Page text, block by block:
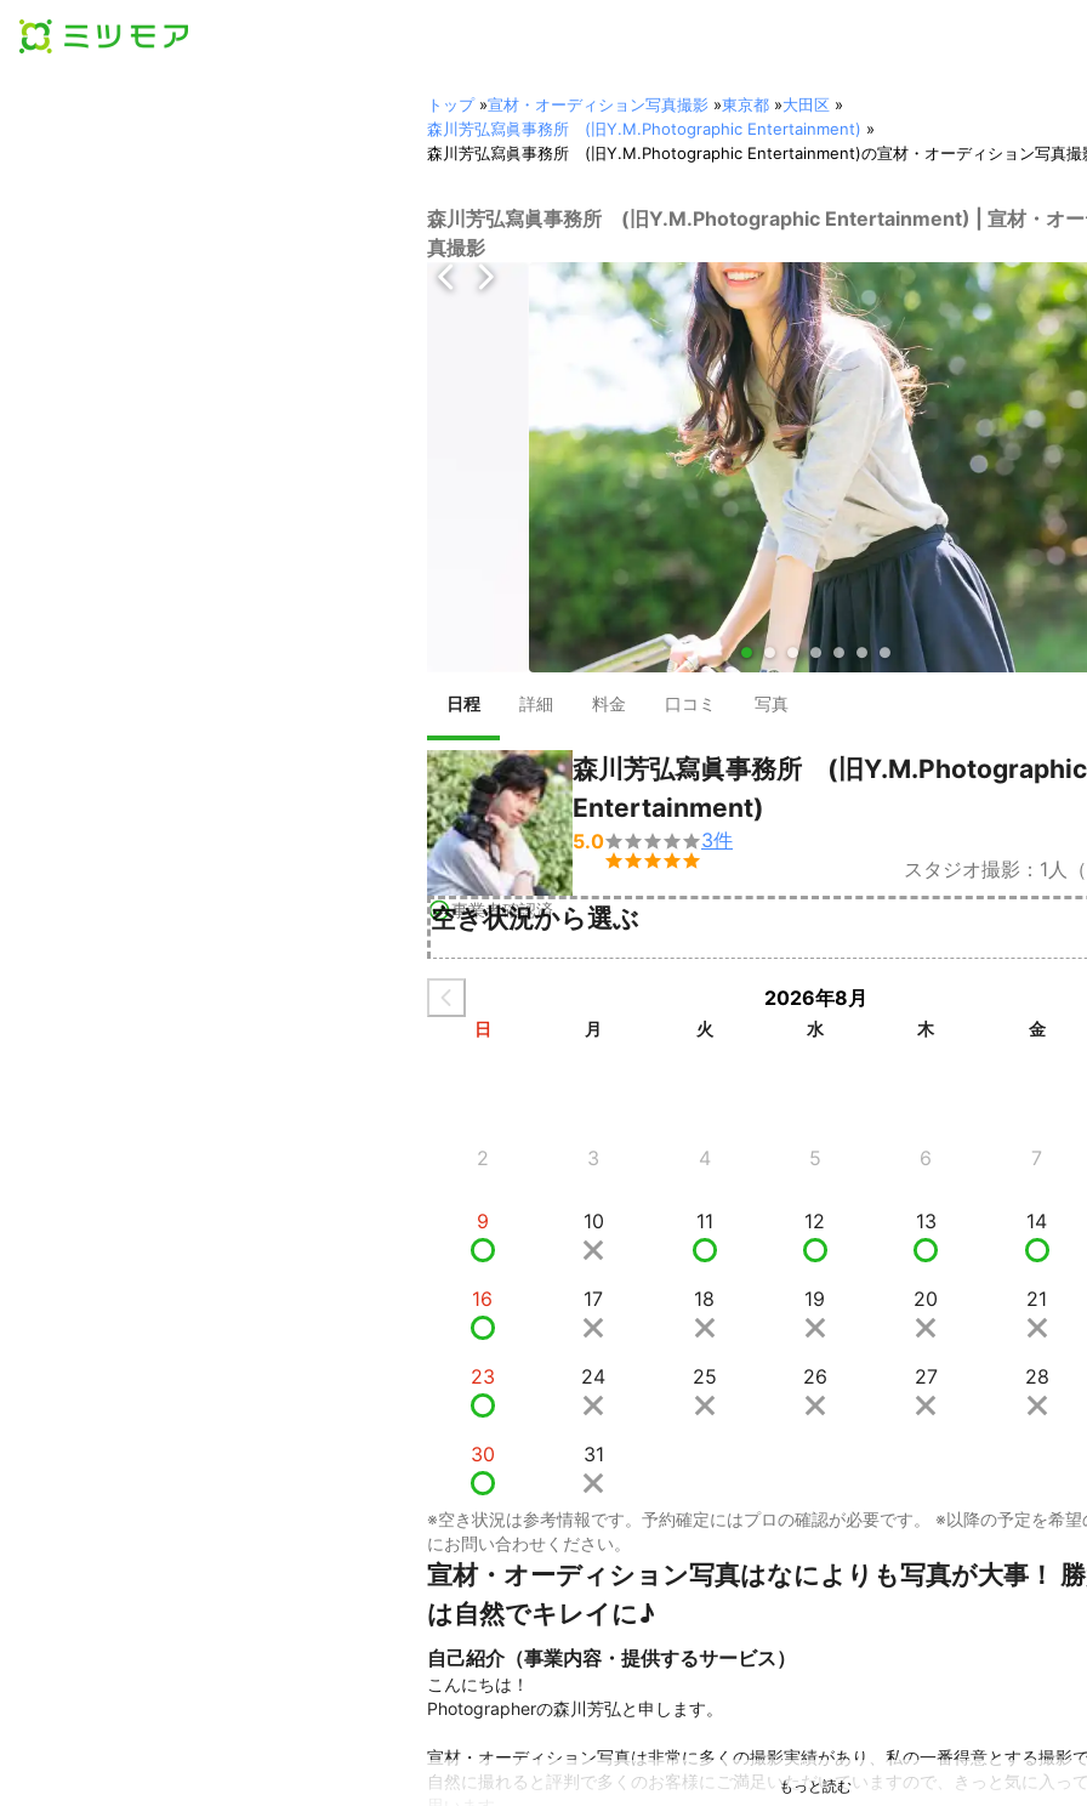
トップ»宣材・オーディション写真撮影 »東京都 »大田区 »
森川芳弘寫眞事務所 (旧Y.M.Photographic Entertainment) »
森川芳弘寫眞事務所 (旧Y.M.Photographic Entertainment)の宣材・オーディション写真撮
森川芳弘寫眞事務所 (旧Y.M.Photographic Entertainment) | 宣材・オー
真撮影
● ● ● ● ● ● ●
日程 詳細 料金 口コミ 写真
事業者確認済
森川芳弘寫眞事務所 (旧Y.M.Photographic
Entertainment)
5.0

3件
スタジオ撮影：1人
空き状況から選ぶ
2026年8月
日 月 火 水 木 金
2 3 4 5 6 7
9 10 11 12 13 14
16 17 18 19 20 21
23 24 25 26 27 28
30 31
※空き状況は参考情報です。予約確定にはプロの確認が必要です。 ※以降の予定を希望
にお問い合わせください。
宣材・オーディション写真はなによりも写真が大事！
は自然でキレイに♪
自己紹介（事業内容・提供するサービス）
こんにちは！
Photographerの森川芳弘と申します。
宣材・オーディション写真は非常に多くの撮影実績があり、私の一番得意とする撮影
自然に撮れると評判で多くのお客様にご満足いただいていますので、きっと気に入っ